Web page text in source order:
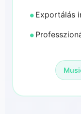
Exportálás